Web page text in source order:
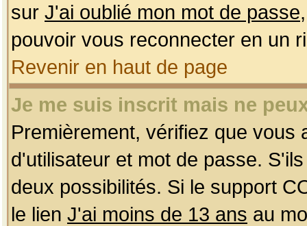
sur J'ai oublié mon mot de passe
pouvoir vous reconnecter en un
Revenir en haut de page
Je me suis inscrit mais ne
Premièrement, vérifiez que
d'utilisateur et mot de passe.
deux possibilités. Si le support
le lien J'ai moins de 13 ans au